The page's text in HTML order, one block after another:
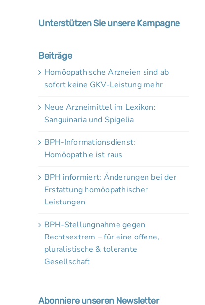
Unterstützen Sie unsere Kampagne
Beiträge
Homöopathische Arzneien sind ab
sofort keine GKV-Leistung mehr
Neue Arzneimittel im Lexikon:
Sanguinaria und Spigelia
BPH-Informationsdienst:
Homöopathie ist raus
BPH informiert: Änderungen bei der
Erstattung homöopathischer
Leistungen
BPH-Stellungnahme gegen
Rechtsextrem – für eine offene,
pluralistische & tolerante
Gesellschaft
Abonniere unseren Newsletter